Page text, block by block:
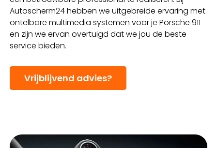
Autoscherm24 hebben we uitgebreide ervaring met
ontelbare multimedia systemen voor je Porsche 911
en zijn we ervan overtuigd dat we jou de beste
service bieden.
Vrijblijvend advies?